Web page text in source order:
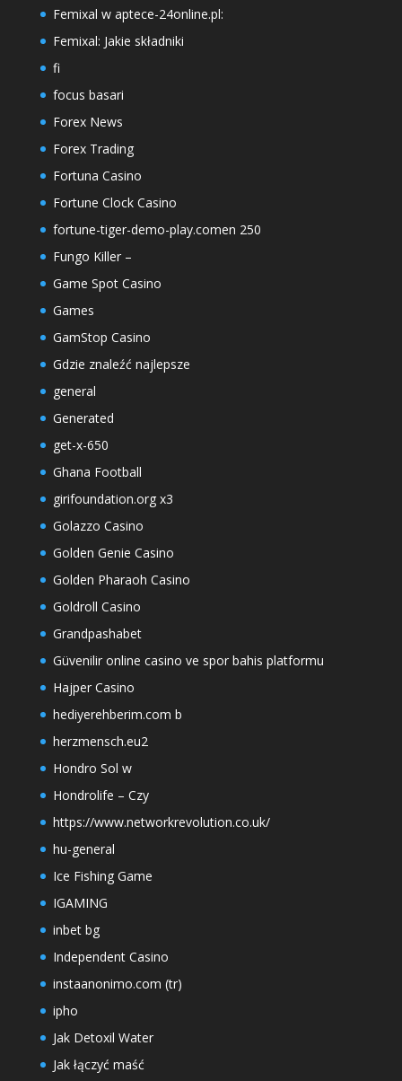
Femixal w aptece-24online.pl:
Femixal: Jakie składniki
fi
focus basari
Forex News
Forex Trading
Fortuna Casino
Fortune Clock Casino
fortune-tiger-demo-play.comen 250
Fungo Killer –
Game Spot Casino
Games
GamStop Casino
Gdzie znaleźć najlepsze
general
Generated
get-x-650
Ghana Football
girifoundation.org x3
Golazzo Casino
Golden Genie Casino
Golden Pharaoh Casino
Goldroll Casino
Grandpashabet
Güvenilir online casino ve spor bahis platformu
Hajper Casino
hediyerehberim.com b
herzmensch.eu2
Hondro Sol w
Hondrolife – Czy
https://www.networkrevolution.co.uk/
hu-general
Ice Fishing Game
IGAMING
inbet bg
Independent Casino
instaanonimo.com (tr)
ipho
Jak Detoxil Water
Jak łączyć maść